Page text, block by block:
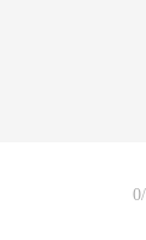
中，若发现 0